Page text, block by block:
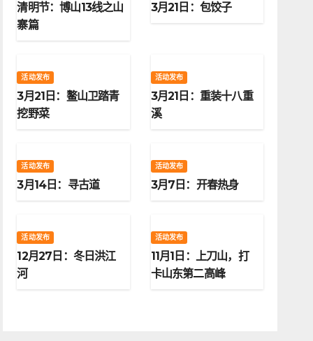
清明节：博山13线之山
寨篇
3月21日：包饺子
活动发布
3月21日：鳌山卫踏青
挖野菜
活动发布
3月21日：重装十八重
溪
活动发布
3月14日：寻古道
活动发布
3月7日：开春热身
活动发布
12月27日：冬日洪江
河
活动发布
11月1日：上刀山，打
卡山东第二高峰